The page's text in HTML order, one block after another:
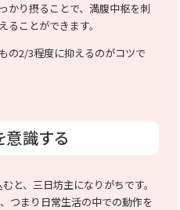
かり摂ることで、満腹中枢を刺
ことができます。
の2/3程度に抑えるのがコツで
意識する
と、三日坊主になりがちです。
、つまり日常生活の中での動作を